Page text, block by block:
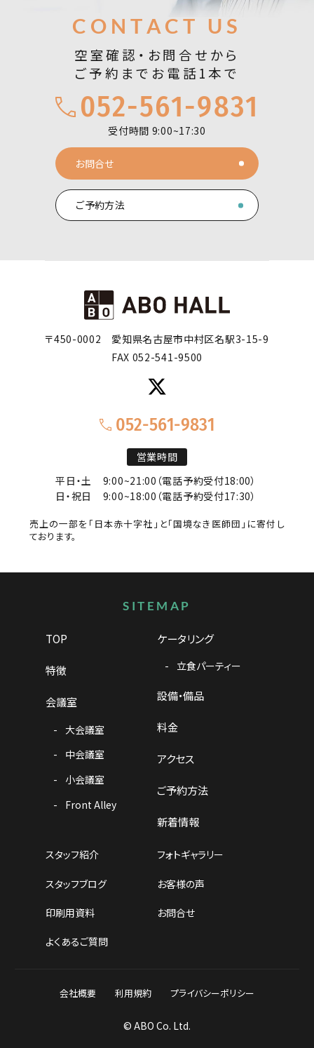
お問合せ
CONTACT US
空室確認・お問合せから
ご予約までお電話1本で
052-561-9831
受付時間 9:00~17:30
お問合せ
ご予約方法
〒450-0002
愛知県名古屋市中村区名駅3-15-9
FAX 052-541-9500
052-561-9831
営業時間
平日・土
9:00~21:00（電話予約受付18:00）
日・祝日
9:00~18:00（電話予約受付17:30）
売上の一部を「日本赤十字社」と「国境なき医師団」に寄付し
ております。
サイトマップ
SITEMAP
TOP
特徴
会議室
大会議室
中会議室
小会議室
Front Alley
ケータリング
立食パーティー
設備・備品
料金
アクセス
ご予約方法
新着情報
スタッフ紹介
スタッフブログ
印刷用資料
よくあるご質問
フォトギャラリー
お客様の声
お問合せ
会社概要 利用規約 プライバシーポリシー
© ABO Co. Ltd.